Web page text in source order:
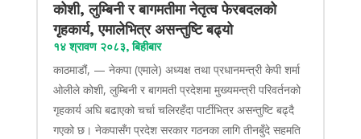
कोशी, लुम्बिनी र बागमतीमा नेतृत्व फेरबदलको
गृहकार्य, एमालेभित्र असन्तुष्टि बढ्यो
१४ श्रावण २०८३, बिहीबार
काठमाडौं, — नेकपा (एमाले) अध्यक्ष तथा प्रधानमन्त्री केपी शर्मा
ओलीले कोशी, लुम्बिनी र बागमती प्रदेशमा मुख्यमन्त्री परिवर्तनको
गृहकार्य अघि बढाएको चर्चा चलिरहँदा पार्टीभित्र असन्तुष्टि बढ्दै
गएको छ। नेकपासँग प्रदेश सरकार गठनका लागि तीनबुँदे सहमति